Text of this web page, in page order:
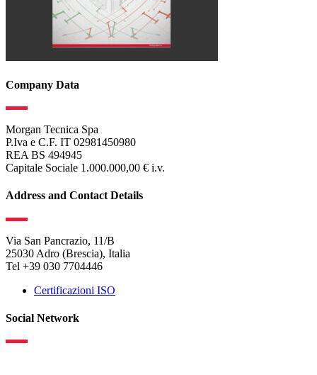
Company Data
Morgan Tecnica Spa
P.Iva e C.F. IT 02981450980
REA BS 494945
Capitale Sociale 1.000.000,00 € i.v.
Address and Contact Details
Via San Pancrazio, 11/B
25030 Adro (Brescia), Italia
Tel +39 030 7704446
Certificazioni ISO
Social Network